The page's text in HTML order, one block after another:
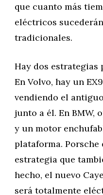
que cuanto más
eléctricos
tradicionales.
Hay dos estrategias
En Volvo, hay un
vendiendo el
junto a él. En BMW,
y un motor
plataforma.
estrategia que
hecho, el nuevo
será totalmente